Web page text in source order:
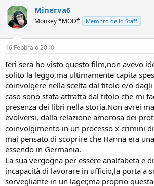
Minerva6
Monkey *MOD* Membro dello Staff
16 Febbraio 2010
Ieri sera ho visto questo film,non avevo
solito la leggo,ma ultimamente capita
coinvolgere nella scelta dal titolo e/o
caso sono stata attratta dal titolo che mi
presenza dei libri nella storia.Non avrei
evolversi, dalla relazione amorosa dei
coinvolgimento in un processo x crimini
mai pensato di scoprire che Hanna era
essendo in Germania.
La sua vergogna per essere analfabeta e
incapacità di lavorare in ufficio,la porta a
sorvegliante in un lager,ma proprio